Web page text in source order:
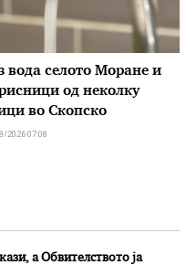
вода селото Моране и
од неколку
во Скопско
2026 07:08
а Обвителството ја